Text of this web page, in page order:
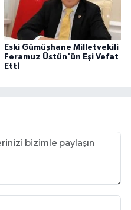
Eski Gümüşhane Milletvekili
Feramuz Üstün'ün Eşi Vefat
Ettİ